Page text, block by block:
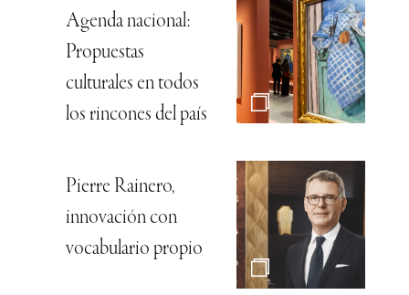
Agenda nacional:
Propuestas
culturales en todos
los rincones del país
Pierre Rainero,
innovación con
vocabulario propio